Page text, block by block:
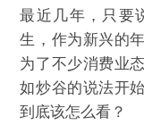
最近几年，只要
生，作为新兴的
为了不少消费业
如炒谷的说法开
到底该怎么看？